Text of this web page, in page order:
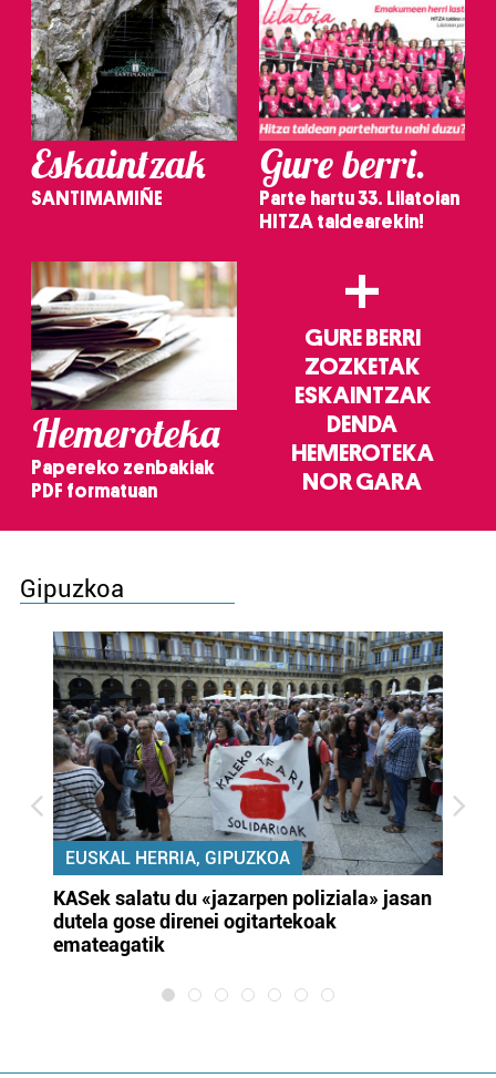
Eskaintzak
SANTIMAMIÑE
Gure berri.
Parte hartu 33. Lilatoian
HITZA taldearekin!
Hemeroteka
Papereko zenbakiak
PDF formatuan
+
GURE BERRI
ZOZKETAK
ESKAINTZAK
DENDA
HEMEROTEKA
NOR GARA
Gipuzkoa
EUSKAL HERRIA, GIPUZKOA
KASek salatu du «jazarpen poliziala» jasan
dutela gose direnei ogitartekoak
emateagatik